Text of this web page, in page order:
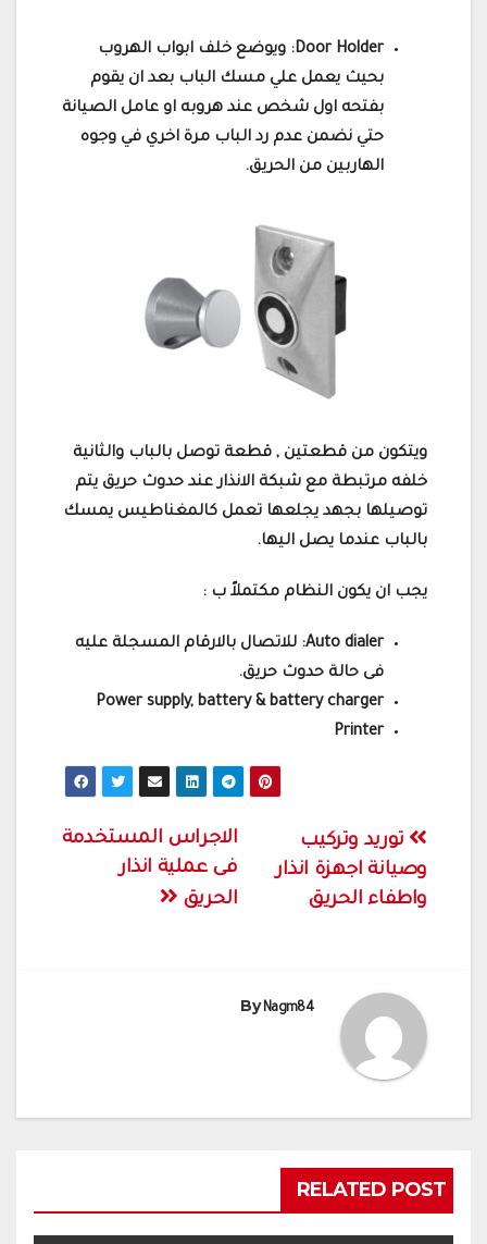
Door Holder: ويوضع خلف ابواب الهروب
بحيث يعمل علي مسك الباب بعد ان يقوم
بفتحه اول شخص عند هروبه او عامل الصيانة
حتي نضمن عدم رد الباب مرة اخري في وجوه
الهاربين من الحريق.
ويتكون من قطعتين , قطعة توصل بالباب والثانية
خلفه مرتبطة مع شبكة الانذار عند حدوث حريق يتم
توصيلها بجهد يجلعها تعمل كالمغناطيس يمسك
بالباب عندما يصل اليها.
يجب ان يكون النظام مكتملاً ب :
Auto dialer: للاتصال بالارقام المسجلة عليه
فى حالة حدوث حريق.
Power supply, battery & battery charger
Printer
تصفّح
المقالات
الاجراس المستخدمة
فى عملية انذار
الحريق
توريد وتركيب
وصيانة اجهزة انذار
واطفاء الحريق
ByNagm84
RELATED POST